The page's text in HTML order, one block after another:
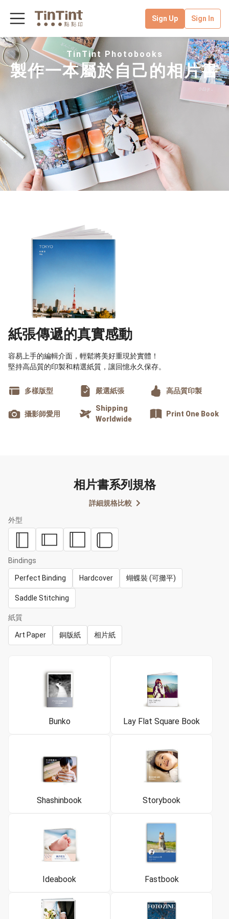
Sign Up Sign In
TinTint Photobooks
製作一本屬於自己的相片書
紙張傳遞的真實感動
容易上手的編輯介面，輕鬆將美好重現於實體！
堅持高品質的印製和精選紙質，讓回憶永久保存。
多樣版型 嚴選紙張 高品質印製
攝影師愛用
Shipping
Worldwide
Print One Book
相片書系列規格
詳細規格比較
外型
Bindings
Perfect Binding Hardcover 蝴蝶裝 (可攤平)
Saddle Stitching
紙質
Art Paper 銅版紙 相片紙
Bunko Lay Flat Square Book
Shashinbook Storybook
Ideabook Fastbook